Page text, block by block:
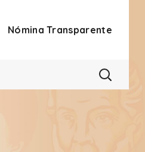
Nómina Transparente